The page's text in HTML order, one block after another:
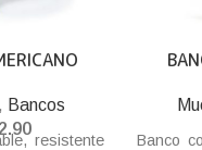
, Bancos
resistente
Banco